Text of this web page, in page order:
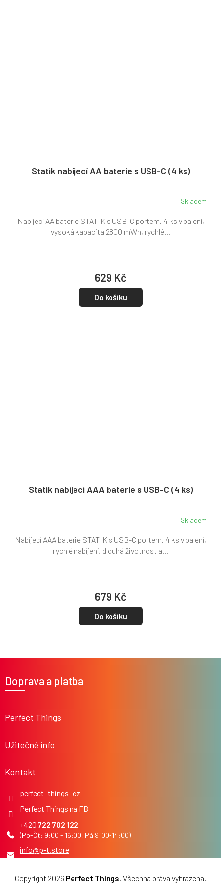
Statik nabíjecí AA baterie s USB-C (4 ks)
Skladem
629 Kč
Do košíku
Nabíjecí AA baterie STATIK s USB-C portem. 4 ks v balení,
vysoká kapacita 2800 mWh, rychlé...
Statik nabíjecí AAA baterie s USB-C (4 ks)
Skladem
679 Kč
Do košíku
Nabíjecí AAA baterie STATIK s USB-C portem. 4 ks v balení,
rychlé nabíjení, dlouhá životnost a...
t
Perfect Things
Užitečné info
Kontakt
info@p-t.store
722 702 122
Perfect Things na FB
perfect_things_cz
Doprava a platba
Copyright 2026 Perfect Things. Všechna práva vyhrazena.